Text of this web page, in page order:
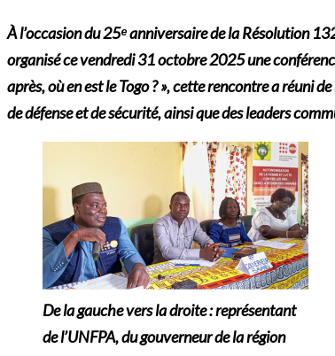
À l’occasion du 25ᵉ anniversaire de la Résolution
organisé ce vendredi 31 octobre 2025 une
après, où en est le Togo ? », cette rencontre a réuni
de défense et de sécurité, ainsi que des leaders
De la gauche vers la droite : représentant
de l’UNFPA, du gouverneur de la région